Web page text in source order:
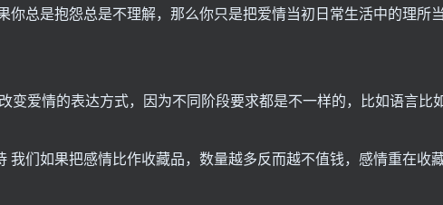
你总是抱怨总是不理解，那么你只是把爱情当初日常生活中的理所
变爱情的表达方式，因为不同阶段要求都是不一样的，比如语言比
我们如果把感情比作收藏品，数量越多反而越不值钱，感情重在收